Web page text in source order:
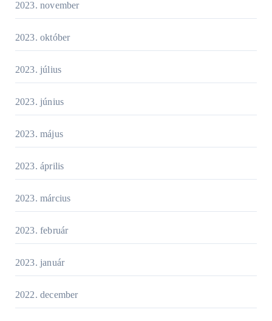
2023. november
2023. október
2023. július
2023. június
2023. május
2023. április
2023. március
2023. február
2023. január
2022. december